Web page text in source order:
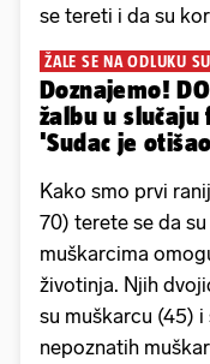
se tereti i da su
ŽALE SE NA ODLUKU
Doznajemo!
žalbu u
'Sudac je
Kako smo prvi
70) terete se da
muškarcima
životinja. Njih
su muškarcu (45)
nepoznatih